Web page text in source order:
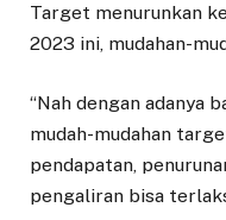
Target menurunkan
2023 ini, mudahan-
“Nah dengan adanya
mudah-mudahan
pendapatan,
pengaliran bisa